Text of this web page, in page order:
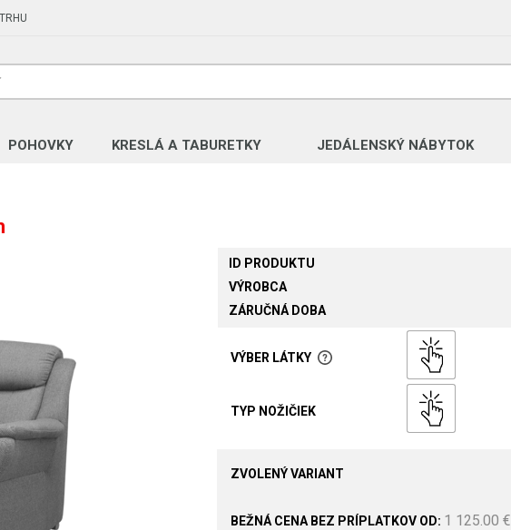
POHOVKY KRESLÁ A TABURETKY JEDÁLENSKÝ NÁBYTOK
ID PRODUKTU
VÝROBCA
ZÁRUČNÁ DOBA
VÝBER LÁTKY
TYP NOŽIČIEK
ZVOLENÝ VARIANT
1 125.00 €